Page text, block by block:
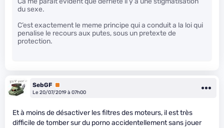
du sexe.
C’est exactement le meme principe qui a conduit a la loi qui
penalise le recours aux putes, sous un pretexte de
protection.
SebGF Premium
Le 20/07/2019 à 07h00
Et à moins de désactiver les filtres des moteurs, il est très
difficile de tomber sur du porno accidentellement sans jouer